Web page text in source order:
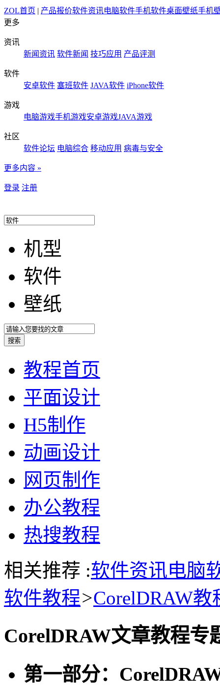
ZOL首页 | 产品报价软件资讯电脑软件手机软件桌面壁纸手机
更多
资讯
新闻资讯 软件新闻 技巧应用 产品评测
软件
安卓软件 塞班软件 JAVA软件 iPhone软件
游戏
电脑游戏手机游戏安卓游戏JAVA游戏
社区
软件论坛 电脑综合 移动应用 病毒与安全
更多内容 »
登录 注册
机型
软件
壁纸
教程首页
平面设计
H5制作
动画设计
网页制作
办公教程
热搜教程
相关推荐 :软件资讯电脑
软件教程>CorelDRAW教
CorelDRAW文章教程专
第一部分：